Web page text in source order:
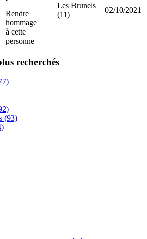
Rendre
hommage
à cette
personne
Les Brunels
(11)
02/10/2021
recherchés
(93)